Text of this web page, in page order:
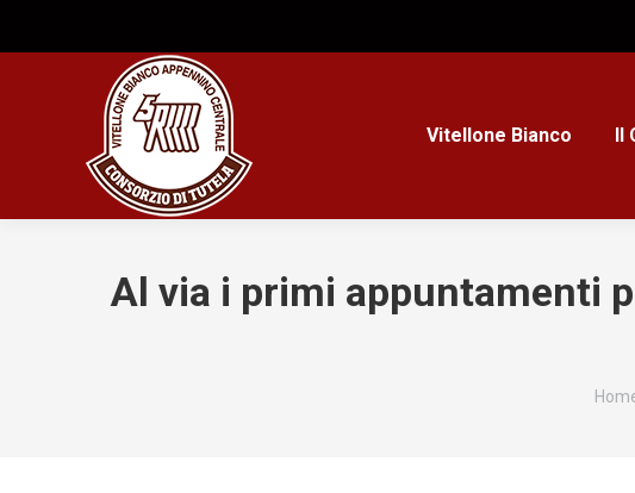
Vitellone Bianco Il
Al via i primi appuntamenti
Tu